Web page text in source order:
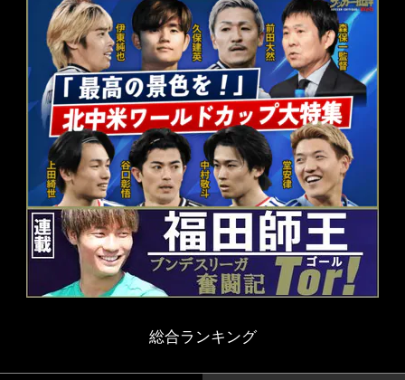
総合ランキング